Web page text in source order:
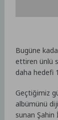
Bugüne
ettiren ünlü
daha hedefi
Geçtiğimiz
albümünü
sunan